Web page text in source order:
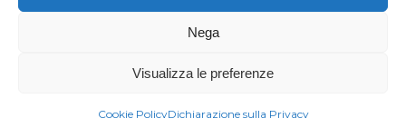
Nega
Visualizza le preferenze
Cookie PolicyDichiarazione sulla Privacy
XAVIER CHEVRIER
YEMAN CRIPPA
Chi siamo | Termini d'uso | Privacy |